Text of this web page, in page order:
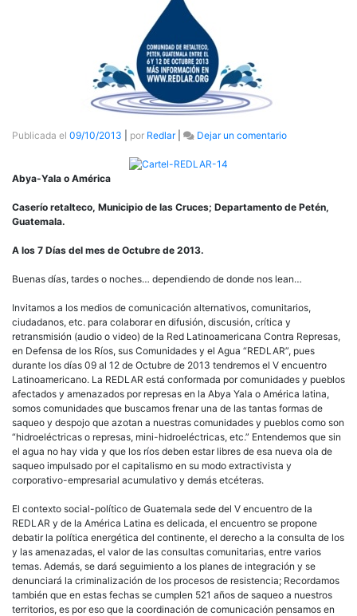
Publicada el 09/10/2013 por Redlar| Dejar un comentarioen
encuentro
Abya-Yala o América
Caserío retalteco, Municipio de las Cruces; Departamento de Petén,
Guatemala.
A los 7 Días del mes de Octubre de 2013.
Buenas días, tardes o noches… dependiendo de donde nos lean…
Invitamos a los medios de comunicación alternativos, comunitarios,
ciudadanos, etc. para colaborar en difusión, discusión, crítica y
retransmisión (audio o video) de la Red Latinoamericana Contra Represas,
en Defensa de los Ríos, sus Comunidades y el Agua “REDLAR”, pues
durante los días 09 al 12 de Octubre de 2013 tendremos el V encuentro
Latinoamericano. La REDLAR está conformada por comunidades y pueblos
afectados y amenazados por represas en la Abya Yala o América latina,
somos comunidades que buscamos frenar una de las tantas formas de
saqueo y despojo que azotan a nuestras comunidades y pueblos como son
“hidroeléctricas o represas, mini-hidroeléctricas, etc.” Entendemos que sin
el agua no hay vida y que los ríos deben estar libres de esa nueva ola de
saqueo impulsado por el capitalismo en su modo extractivista y
corporativo-empresarial acumulativo y demás etcéteras.
El contexto social-político de Guatemala sede del V encuentro de la
REDLAR y de la América Latina es delicada, el encuentro se propone
debatir la política energética del continente, el derecho a la consulta de los
y las amenazadas, el valor de las consultas comunitarias, entre varios
temas. Además, se dará seguimiento a los planes de integración y se
denunciará la criminalización de los procesos de resistencia; Recordamos
también que en estas fechas se cumplen 521 años de saqueo a nuestros
territorios, es por eso que la coordinación de comunicación pensamos en